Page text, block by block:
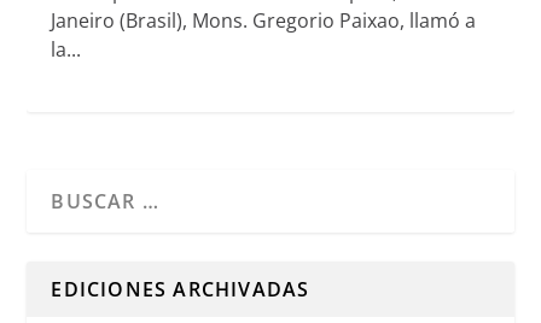
Janeiro (Brasil), Mons. Gregorio Paixao, llamó a
la...
EDICIONES ARCHIVADAS